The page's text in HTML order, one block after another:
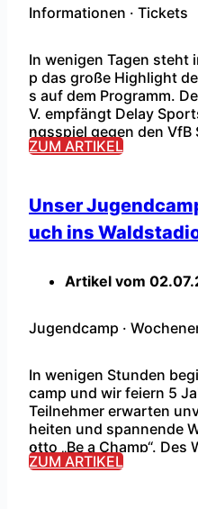
Informationen · Tickets
In wenigen Tagen steht
p das große Highlight
s auf dem Programm.
V. empfängt Delay
ngsspiel gegen den
ion Barntrup. Im
geben! […]
...
ZUM ARTIKEL
Unser
uch ins
Artikel vom
Jugendcamp ·
In wenigen Stunden
camp und wir feiern 5
Teilnehmer erwarten
heiten und spannende
otto „Be a Champ“.
allabzeichen und
...
ZUM ARTIKEL